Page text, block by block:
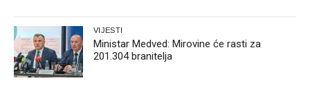
VIJESTI
Ministar Medved: Mirovine će rasti za
201.304 branitelja